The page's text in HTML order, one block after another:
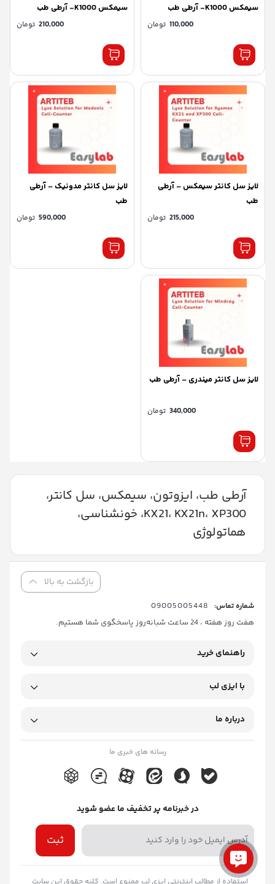
سیمکس K1000- آرطی طب
110,000 تومان
سیمکس K1000- آرطی طب
210,000 تومان
لایز سل کانتر سیمکس – آرطی
طب
215,000 تومان
لایز سل کانتر مدونیک – آرطی
طب
590,000 تومان
لایز سل کانتر میندری – آرطی طب
340,000 تومان
آرطی طب، ایزوتون، سیمکس، سل کانتر،
KX21، KX21n، XP300، خونشناسی،
هماتولوژی
بازگشت به بالا
شماره تماس:
09005005448
هفت روز هفته ، 24 ساعت شبانه‌روز پاسخگوی شما هستیم.
راهنمای خرید
با ایزی لب
درباره ما
رسانه های خبری ما
در خبرنامه پر تخفیف ما عضو شوید
ثبت